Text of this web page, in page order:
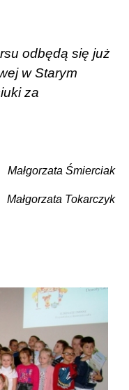
odbędą się już
w Starym
za
Małgorzata Śmierciak
Małgorzata Tokarczyk